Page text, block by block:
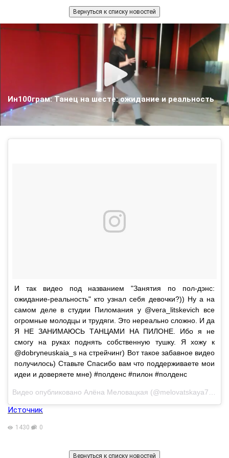
Вернуться к списку новостей
Ин100грам: Танец на шесте: ожидание и реальность
И так видео под названием "Занятия по пол-дэнс:
ожидание-реальность" кто узнал себя девочки?)) Ну а на
самом деле в студии Пиломания у @vera_litskevich все
огромные молодцы и трудяги. Это нереально сложно. И да
Я НЕ ЗАНИМАЮСЬ ТАНЦАМИ НА ПИЛОНЕ. Ибо я не
смогу на руках поднять собственную тушку. Я хожу к
@dobryneuskaia_s на стрейчинг) Вот такое забавное видео
получилось) Ставьте Спасибо вам что поддерживаете мои
идеи и доверяете мне) #полденс #пилон #полденс
Источник
1430 0
Вернуться к списку новостей